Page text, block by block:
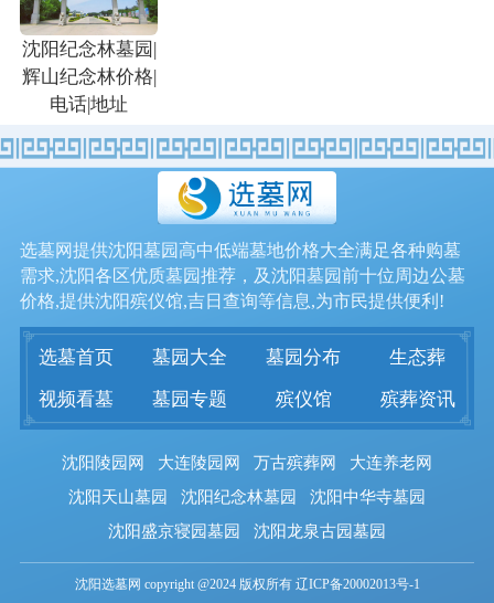
沈阳纪念林墓园|
辉山纪念林价格|
电话|地址
选墓网提供沈阳墓园高中低端墓地价格大全满足各种购墓
需求,沈阳各区优质墓园推荐，及沈阳墓园前十位周边公墓
价格,提供沈阳殡仪馆,吉日查询等信息,为市民提供便利!
选墓首页 墓园大全 墓园分布
生态葬
视频看墓
墓园专题 殡仪馆 殡葬资讯
沈阳陵园网 大连陵园网 万古殡葬网
大连养老网
沈阳天山墓园
沈阳纪念林墓园
沈阳中华寺墓园
沈阳盛京寝园墓园
沈阳龙泉古园墓园
沈阳选墓网 copyright @2024 版权所有 辽ICP备20002013号-1